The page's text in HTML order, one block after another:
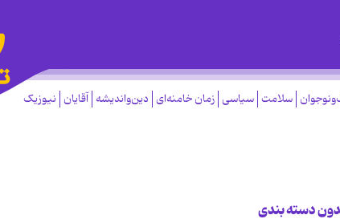
سلامت سیاسی زمان خامنه‌ای دین‌واندیشه آقایان نیوزیک
دسته بندی